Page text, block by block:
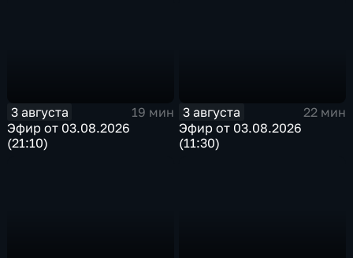
3 августа
19 мин
Эфир от 03.08.2026
(21:10)
3 августа
22 мин
Эфир от 03.08.2026
(11:30)